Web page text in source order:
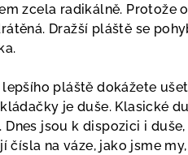
zcela radikálně. Protože
Dražší pláště se
pláště dokážete
je duše. Klasické
jsou k dispozici i
čísla na váze, jako jsme